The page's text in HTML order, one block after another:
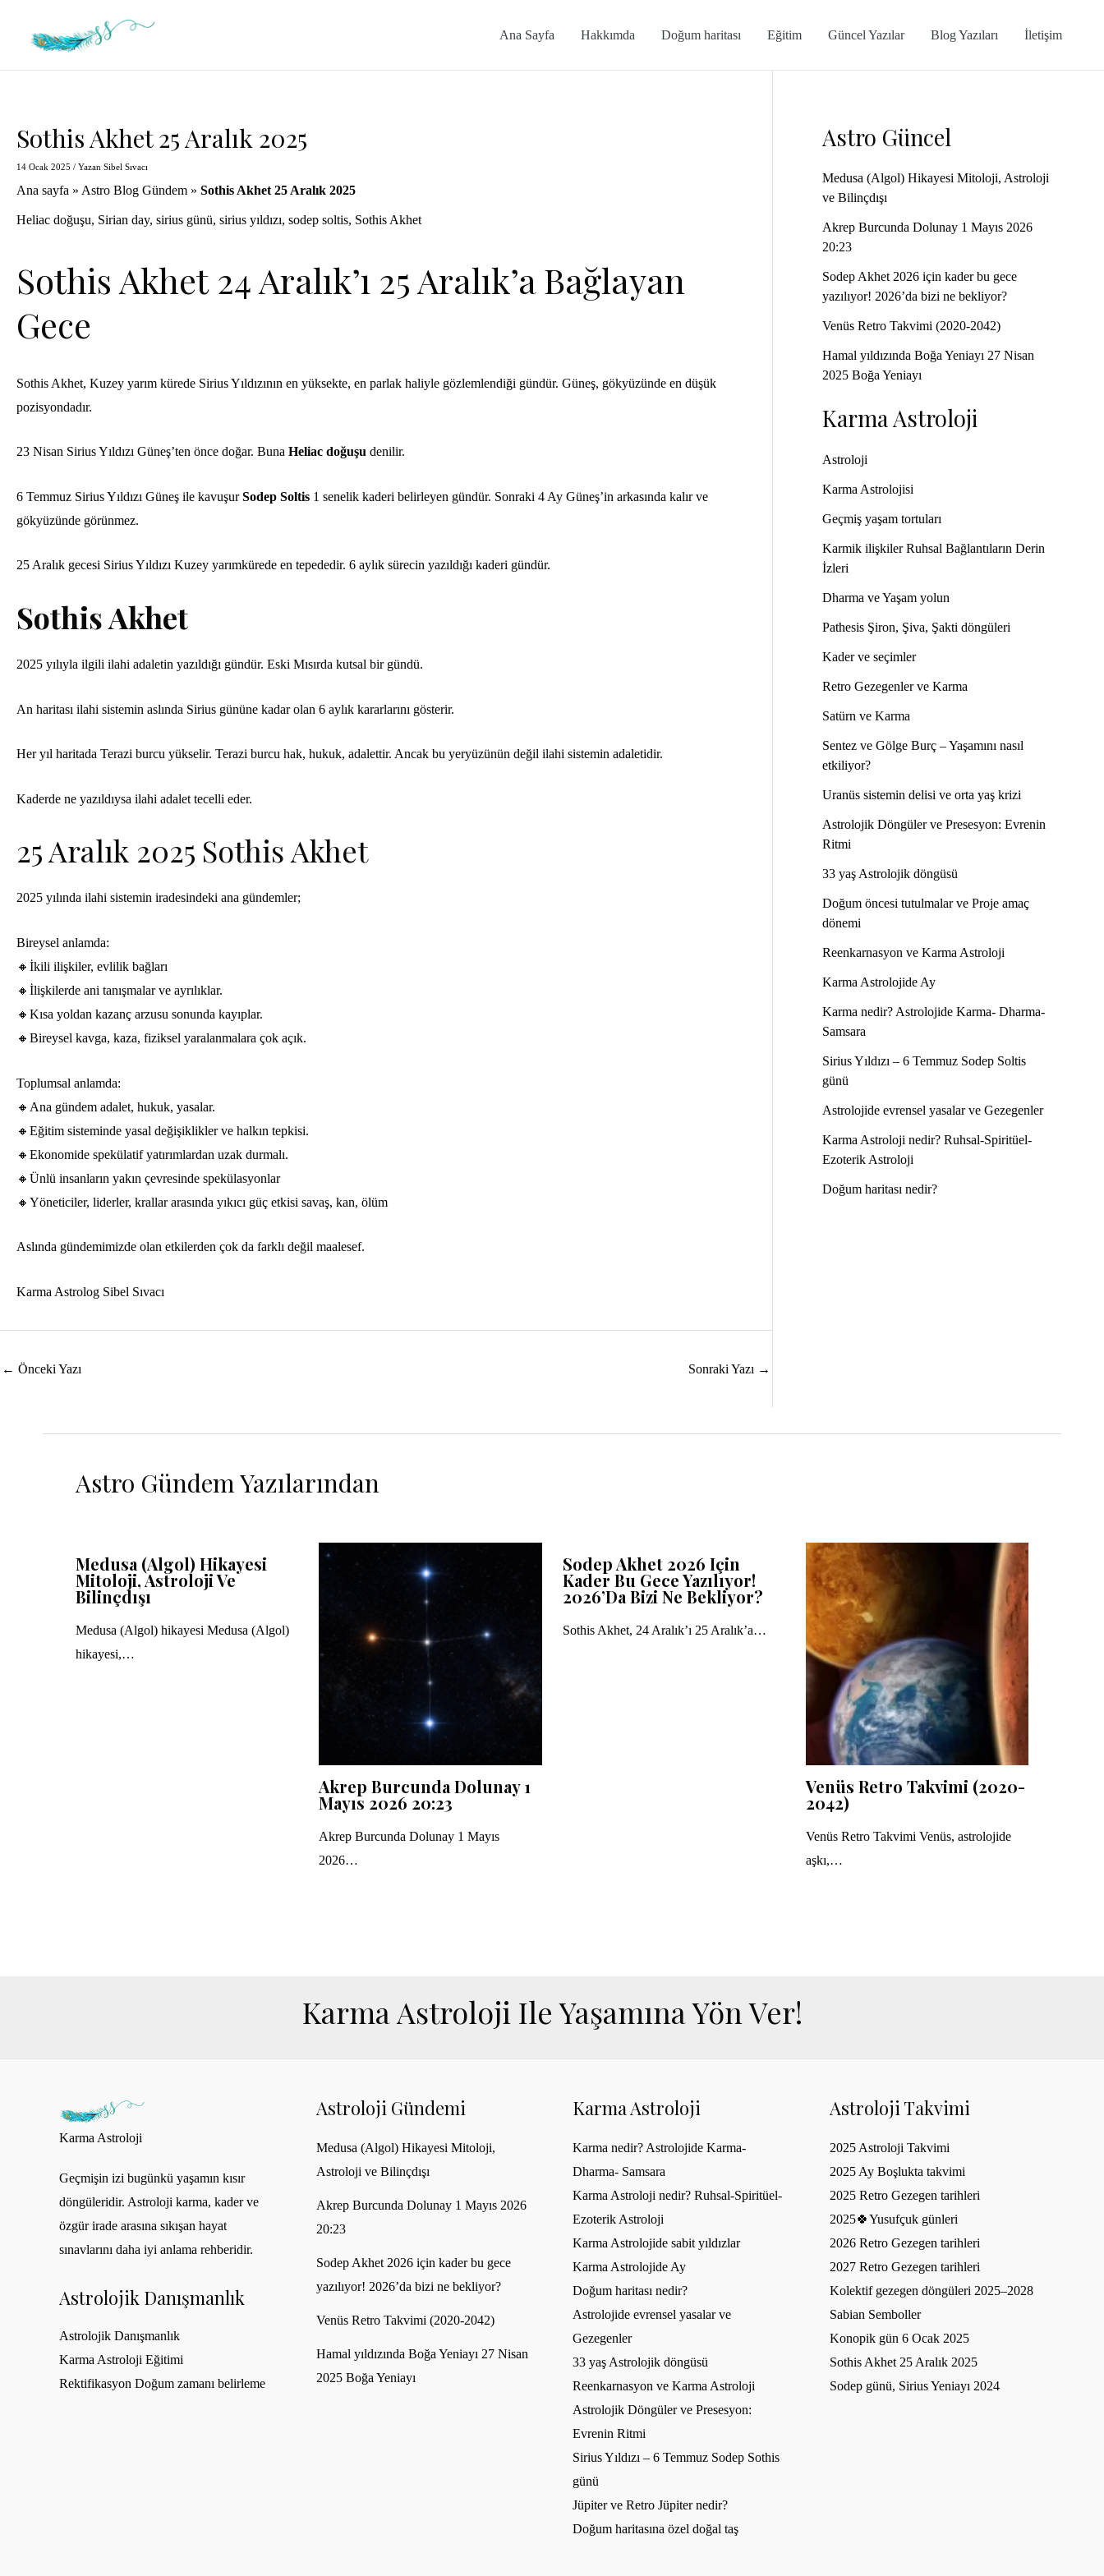
Ana Sayfa Hakkımda Doğum haritası Eğitim Güncel Yazılar Blog Yazıları İletişim
Sothis Akhet 25 Aralık 2025
14 Ocak 2025 / Yazan Sibel Sıvacı
Ana sayfa » Astro Blog Gündem » Sothis Akhet 25 Aralık 2025
Heliac doğuşu, Sirian day, sirius günü, sirius yıldızı, sodep soltis, Sothis Akhet
Sothis Akhet 24 Aralık’ı 25 Aralık’a Bağlayan
Gece
Sothis Akhet, Kuzey yarım kürede Sirius Yıldızının en yüksekte, en parlak haliyle gözlemlendiği gündür. Güneş, gökyüzünde en düşük
pozisyondadır.
23 Nisan Sirius Yıldızı Güneş’ten önce doğar. Buna Heliac doğuşu denilir.
6 Temmuz Sirius Yıldızı Güneş ile kavuşurSodep Soltis 1 senelik kaderi belirleyen gündür. Sonraki 4 Ay Güneş’in arkasında kalır ve
gökyüzünde görünmez.
25 Aralık gecesi Sirius Yıldızı Kuzey yarımkürede en tepededir. 6 aylık sürecin yazıldığı kaderi gündür.
Sothis Akhet
2025 yılıyla ilgili ilahi adaletin yazıldığı gündür. Eski Mısırda kutsal bir gündü.
An haritası ilahi sistemin aslında Sirius gününe kadar olan 6 aylık kararlarını gösterir.
Her yıl haritada Terazi burcu yükselir. Terazi burcu hak, hukuk, adalettir. Ancak bu yeryüzünün değil ilahi sistemin adaletidir.
Kaderde ne yazıldıysa ilahi adalet tecelli eder.
25 Aralık 2025 Sothis Akhet
2025 yılında ilahi sistemin iradesindeki ana gündemler;
Bireysel anlamda:
🔸İkili ilişkiler, evlilik bağları
🔸İlişkilerde ani tanışmalar ve ayrılıklar.
🔸Kısa yoldan kazanç arzusu sonunda kayıplar.
🔸Bireysel kavga, kaza, fiziksel yaralanmalara çok açık.
Toplumsal anlamda:
🔸Ana gündem adalet, hukuk, yasalar.
🔸Eğitim sisteminde yasal değişiklikler ve halkın tepkisi.
🔸Ekonomide spekülatif yatırımlardan uzak durmalı.
🔸Ünlü insanların yakın çevresinde spekülasyonlar
🔸Yöneticiler, liderler, krallar arasında yıkıcı güç etkisi savaş, kan, ölüm
Aslında gündemimizde olan etkilerden çok da farklı değil maalesef.
Karma Astrolog Sibel Sıvacı
Yazı
← Önceki Yazı Sonraki Yazı →
Astro Güncel
Medusa (Algol) Hikayesi Mitoloji, Astroloji
ve Bilinçdışı
Akrep Burcunda Dolunay 1 Mayıs 2026
20:23
Sodep Akhet 2026 için kader bu gece
yazılıyor! 2026’da bizi ne bekliyor?
Venüs Retro Takvimi (2020-2042)
Hamal yıldızında Boğa Yeniayı 27 Nisan
2025 Boğa Yeniayı
Karma Astroloji
Astroloji
Karma Astrolojisi
Geçmiş yaşam tortuları
Karmik ilişkiler Ruhsal Bağlantıların Derin
İzleri
Dharma ve Yaşam yolun
Pathesis Şiron, Şiva, Şakti döngüleri
Kader ve seçimler
Retro Gezegenler ve Karma
Satürn ve Karma
Sentez ve Gölge Burç – Yaşamını nasıl
etkiliyor?
Uranüs sistemin delisi ve orta yaş krizi
Astrolojik Döngüler ve Presesyon: Evrenin
Ritmi
33 yaş Astrolojik döngüsü
Doğum öncesi tutulmalar ve Proje amaç
dönemi
Reenkarnasyon ve Karma Astroloji
Karma Astrolojide Ay
Karma nedir? Astrolojide Karma- Dharma-
Samsara
Sirius Yıldızı – 6 Temmuz Sodep Soltis
günü
Astrolojide evrensel yasalar ve Gezegenler
Karma Astroloji nedir? Ruhsal-Spiritüel-
Ezoterik Astroloji
Doğum haritası nedir?
Astro Gündem Yazılarından
Medusa (Algol) Hikayesi
Mitoloji, Astroloji Ve
Bilinçdışı
Medusa (Algol) hikayesi Medusa (Algol)
hikayesi,…
Akrep Burcunda Dolunay 1
Mayıs 2026 20:23
Akrep Burcunda Dolunay 1 Mayıs
2026…
Sodep Akhet 2026 Için
Kader Bu Gece Yazılıyor!
2026’da Bizi Ne Bekliyor?
Sothis Akhet, 24 Aralık’ı 25 Aralık’a…
Venüs Retro Takvimi (2020-
2042)
Venüs Retro Takvimi Venüs, astrolojide
aşkı,…
Karma Astroloji Ile Yaşamına Yön Ver!
Karma Astroloji
Geçmişin izi bugünkü yaşamın kısır
döngüleridir. Astroloji karma, kader ve
özgür irade arasına sıkışan hayat
sınavlarını daha iyi anlama rehberidir.
Astrolojik Danışmanlık
Astrolojik Danışmanlık
Karma Astroloji Eğitimi
Rektifikasyon Doğum zamanı belirleme
Astroloji Gündemi
Medusa (Algol) Hikayesi Mitoloji,
Astroloji ve Bilinçdışı
Akrep Burcunda Dolunay 1 Mayıs 2026
20:23
Sodep Akhet 2026 için kader bu gece
yazılıyor! 2026’da bizi ne bekliyor?
Venüs Retro Takvimi (2020-2042)
Hamal yıldızında Boğa Yeniayı 27 Nisan
2025 Boğa Yeniayı
Karma Astroloji
Karma nedir? Astrolojide Karma-
Dharma- Samsara
Karma Astroloji nedir? Ruhsal-Spiritüel-
Ezoterik Astroloji
Karma Astrolojide sabit yıldızlar
Karma Astrolojide Ay
Doğum haritası nedir?
Astrolojide evrensel yasalar ve
Gezegenler
33 yaş Astrolojik döngüsü
Reenkarnasyon ve Karma Astroloji
Astrolojik Döngüler ve Presesyon:
Evrenin Ritmi
Sirius Yıldızı – 6 Temmuz Sodep Sothis
günü
Jüpiter ve Retro Jüpiter nedir?
Doğum haritasına özel doğal taş
Astroloji Takvimi
2025 Astroloji Takvimi
2025 Ay Boşlukta takvimi
2025 Retro Gezegen tarihleri
2025🍀Yusufçuk günleri
2026 Retro Gezegen tarihleri
2027 Retro Gezegen tarihleri
Kolektif gezegen döngüleri 2025–2028
Sabian Semboller
Konopik gün 6 Ocak 2025
Sothis Akhet 25 Aralık 2025
Sodep günü, Sirius Yeniayı 2024